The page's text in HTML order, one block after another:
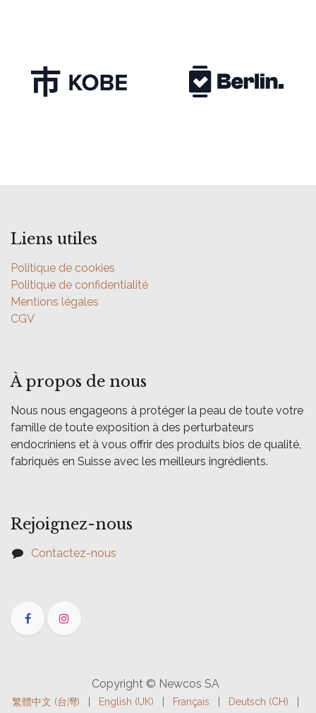
Liens utiles
Politique de cookies
Politique de confidentialité
Mentions légales
CGV
À propos de nous
Nous nous engageons à protéger la peau de toute votre
famille de toute exposition à des perturbateurs
endocriniens et à vous offrir des produits bios de qualité,
fabriqués en Suisse avec les meilleurs ingrédients.
Rejoignez-nous
Contactez-nous
Copyright © Newcos SA
繁體中文 (台灣) English (UK) Français Deutsch (CH)